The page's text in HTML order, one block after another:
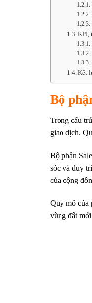
KPI,
Kết
Bộ
Trong cấu
giao dịch.
Bộ phận
sóc và duy
của cộng
Quy mô của
vùng đất